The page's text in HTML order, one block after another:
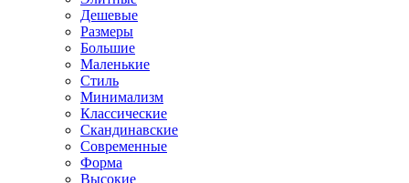
Дешевые
Размеры
Большие
Маленькие
Стиль
Минимализм
Классические
Скандинавские
Современные
Форма
Высокие